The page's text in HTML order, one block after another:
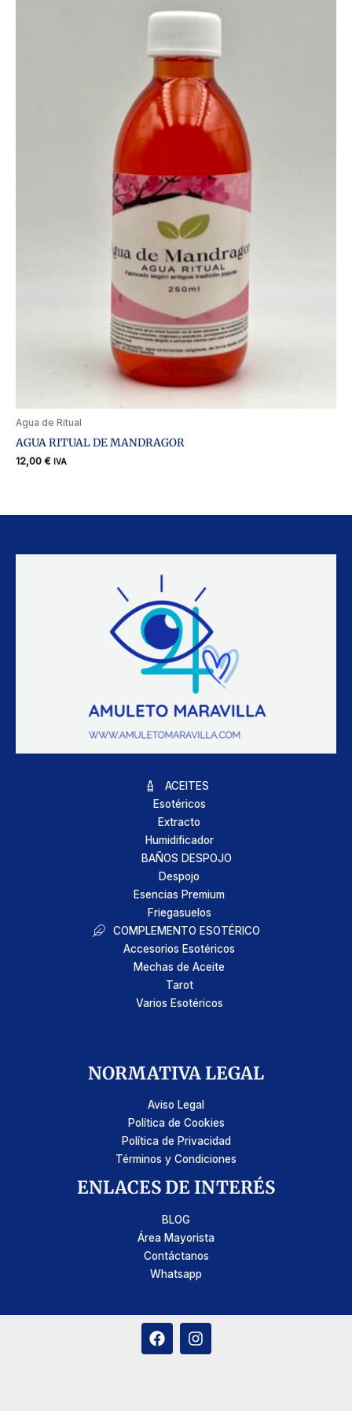
Agua de Ritual
AGUA RITUAL DE MANDRAGOR
12,00 € IVA
ACEITES
Esotéricos
Extracto
Humidificador
BAÑOS DESPOJO
Despojo
Esencias Premium
Friegasuelos
COMPLEMENTO ESOTÉRICO
Accesorios Esotéricos
Mechas de Aceite
Tarot
Varios Esotéricos
NORMATIVA LEGAL
Aviso Legal
Política de Cookies
Política de Privacidad
Términos y Condiciones
ENLACES DE INTERÉS
BLOG
Área Mayorista
Contáctanos
Whatsapp
F
a
I
n